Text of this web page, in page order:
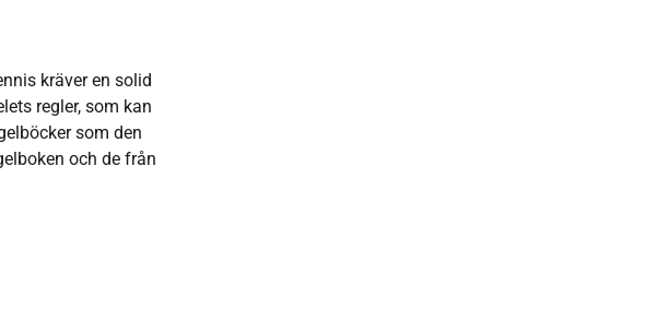
kräver en solid
regler, som kan
som den
och de från